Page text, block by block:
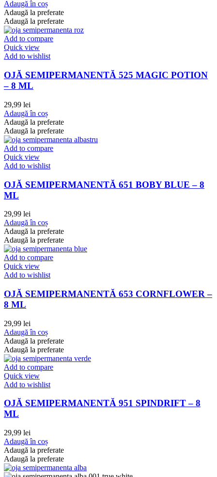
Adaugă în coș
Adaugă la preferate
Adaugă la preferate
Add to compare
Quick view
Add to wishlist
OJĂ SEMIPERMANENTĂ 525 MAGIC POTION
– 8 ML
29,99 lei
Adaugă în coș
Adaugă la preferate
Adaugă la preferate
Add to compare
Quick view
Add to wishlist
OJĂ SEMIPERMANENTĂ 651 BOBY BLUE – 8
ML
29,99 lei
Adaugă în coș
Adaugă la preferate
Adaugă la preferate
Add to compare
Quick view
Add to wishlist
OJĂ SEMIPERMANENTĂ 653 CORNFLOWER –
8 ML
29,99 lei
Adaugă în coș
Adaugă la preferate
Adaugă la preferate
Add to compare
Quick view
Add to wishlist
OJĂ SEMIPERMANENTĂ 951 SPINDRIFT – 8
ML
29,99 lei
Adaugă în coș
Adaugă la preferate
Adaugă la preferate